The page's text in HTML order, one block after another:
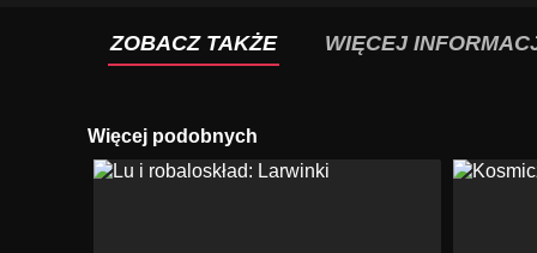
ZOBACZ TAKŻE WIĘCEJ
Więcej podobnych